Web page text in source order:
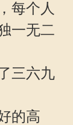
每个人
一无二
三六九
的高